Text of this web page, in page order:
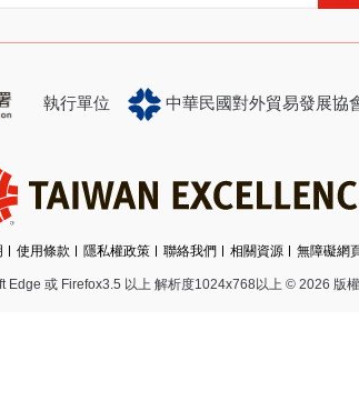
執行單位 中華民國對外貿易發展協
使用條款 隱私權政策 聯絡我們 相關資源 無障礙網
Edge 或 Firefox3.5 以上 解析度1024x768以上 © 2026 版